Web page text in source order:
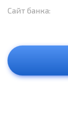
Сайт банка: